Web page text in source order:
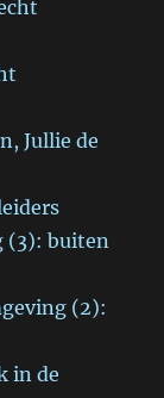
Jullie de
(3): buiten
(2):
in de